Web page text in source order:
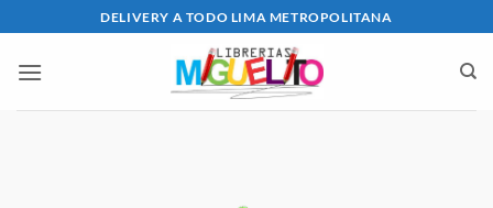
al
contenido
DELIVERY A TODO LIMA METROPOLITANA